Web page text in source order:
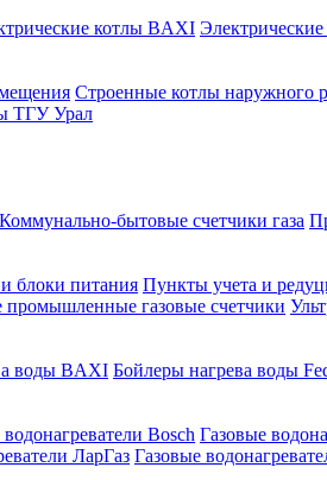
котлы BAXI
Строенные котлы наружного
ТГУ Урал
бытовые счетчики газа
блоки питания Пункты учета и
промышленные газовые счетчики
воды BAXI Бойлеры нагрева воды
Bosch Газовые
ЛарГаз Газовые